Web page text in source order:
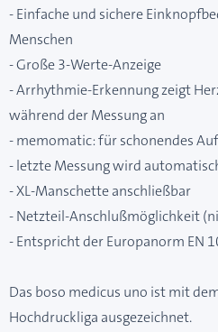
- Einfache und sichere
Menschen
- Große 3-Werte-Anzeige
- Arrhythmie-Erkennung zeigt
während der Messung an
- memomatic: für schonendes
- letzte Messung wird
- XL-Manschette anschließbar
- Netzteil-Anschlußmöglichkeit
- Entspricht der Europanorm EN
Das boso medicus uno ist mit
Hochdruckliga ausgezeichnet.